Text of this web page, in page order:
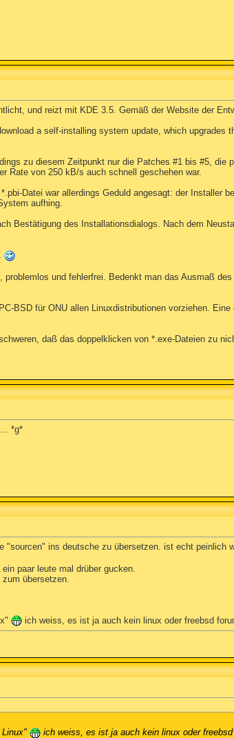
und reizt mit KDE 3.5. Gemäß der Website der
a self-installing system update, which
zu diesem Zeitpunkt nur die Patches #1 bis #5, die
Rate von 250 kB/s auch schnell geschehen war.
Datei war allerdings Geduld angesagt: der Installer
aufhing.
Bestätigung des Installationsdialogs. Nach dem
.
und fehlerfrei. Bedenkt man das Ausmaß
BSD für ONU allen Linuxdistributionen vorziehen.
daß das doppelklicken von *.exe-Dateien zu
*g*
"sourcen" ins deutsche zu übersetzen. ist echt peinlich
paar leute mal drüber gucken.
übersetzen.
ich weiss, es ist ja auch kein linux oder freebsd
Linux"
ich weiss, es ist ja auch kein linux oder